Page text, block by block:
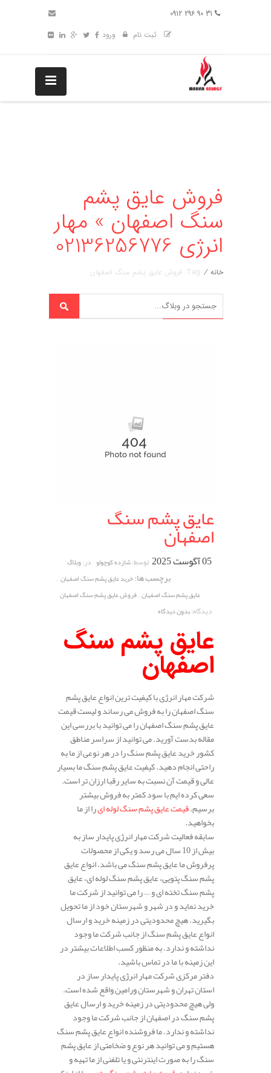
ثبت نام
ورود
فروش عایق پشم
سنگ اصفهان » مهار
انرژی 02136256776
خانه / Tag: فروش عایق پشم سنگ اصفهان
عایق پشم سنگ
اصفهان
05 آگوست 2025 توسط:شازده کوچولو در:وبلاگ
برچسب ها:خرید عایق پشم سنگ اصفهان ,
عایق پشم سنگ اصفهان ,فروش عایق پشم سنگ اصفهان
دیدگاه:بدون دیدگاه
عایق پشم سنگ
اصفهان
شرکت مهار انرژی با کیفیت ترین انواع عایق پشم
سنگ اصفهان را به فروش می رساند و لیست قیمت
عایق پشم سنگ اصفهان را می توانید با بررسی این
مقاله بدست آورید. می توانید از سراسر مناطق
کشور خرید عایق پشم سنگ را در هر نوعی از ما به
راحتی انجام دهید. کیفیت عایق پشم سنگ ما بسیار
عالی و قیمت آن نسبت به سایر رقبا ارزان تر است.
سعی کرده ایم با سود کمتر به فروش بیشتر
برسیم.قیمت عایق پشم سنگ لوله ایرا از ما
بخواهید.
سابقه فعالیت شرکت مهار انرژی پایدار ساز به
بیش از 10 سال می رسد و یکی از محصولات
پرفروش ما عایق پشم سنگ می باشد. انواع عایق
پشم سنگ پتویی، عایق پشم سنگ لوله ای، عایق
پشم سنگ تخته ای و … را می توانید از شرکت ما
خرید نماید و در شهر و شهرستان خود از ما تحویل
بگیرید. هیچ محدودیتی در زمینه خرید و ارسال
انواع عایق پشم سنگ از جانب شرکت ما وجود
نداشته و ندارد. به منظور کسب اطلاعات بیشتر در
این زمینه با ما در تماس باشید.
دفتر مرکزی شرکت مهار انرژی پایدار ساز در
استان تهران و شهرستان ورامین واقع شده است.
ولی هیچ محدودیتی در زمینه خرید و ارسال عایق
پشم سنگ در اصفهان از جانب شرکت ما وجود
نداشته و ندارد. ما فروشنده انواع عایق پشم سنگ
هستیم و می توانید هر نوع و ضخامتی از عایق پشم
سنگ را به صورت اینترنتی و یا تلفنی از ما تهیه و